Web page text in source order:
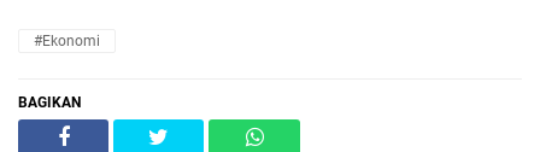
#Ekonomi
BAGIKAN